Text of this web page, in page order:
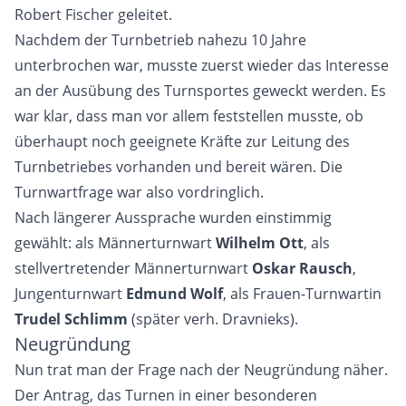
Robert Fischer geleitet.
Nachdem der Turnbetrieb nahezu 10 Jahre
unterbrochen war, musste zuerst wieder das Interesse
an der Ausübung des Turnsportes geweckt werden. Es
war klar, dass man vor allem feststellen musste, ob
überhaupt noch geeignete Kräfte zur Leitung des
Turnbetriebes vorhanden und bereit wären. Die
Turnwartfrage war also vordringlich.
Nach längerer Aussprache wurden einstimmig
gewählt: als MännerturnwartWilhelm Ott, als
stellvertretender Männerturnwart Oskar Rausch,
Jungenturnwart Edmund Wolf, als Frauen-Turnwartin
Trudel Schlimm (später verh. Dravnieks).
Neugründung
Nun trat man der Frage nach der Neugründung näher.
Der Antrag, das Turnen in einer besonderen